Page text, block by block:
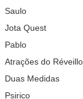
Saulo
Jota Quest
Pablo
Atrações do
Duas Medidas
Psirico